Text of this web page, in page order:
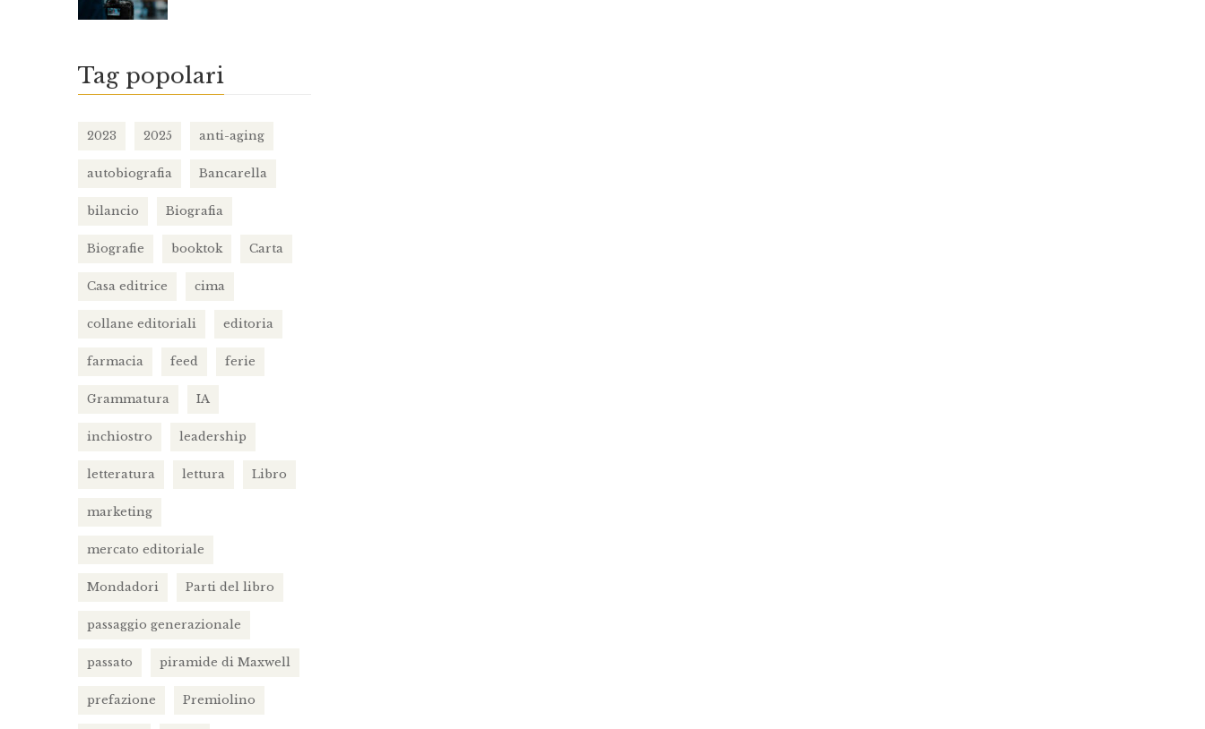
Tag popolari
2023 2025 anti-aging
autobiografia Bancarella
bilancio Biografia
Biografie booktok Carta
Casa editrice cima
collane editoriali editoria
farmacia feed ferie
Grammatura IA
inchiostro leadership
letteratura lettura Libro
marketing
mercato editoriale
Mondadori Parti del libro
passaggio generazionale
passato piramide di Maxwell
prefazione Premiolino